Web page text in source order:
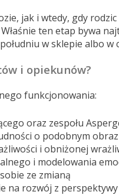
jak i wtedy, gdy
ten etap bywa
w sklepie albo w
i opiekunów?
funkcjonowania:
oraz zespołu
o podobnym
i obniżonej
i modelowania
ze zmianą
na rozwój z perspektywy